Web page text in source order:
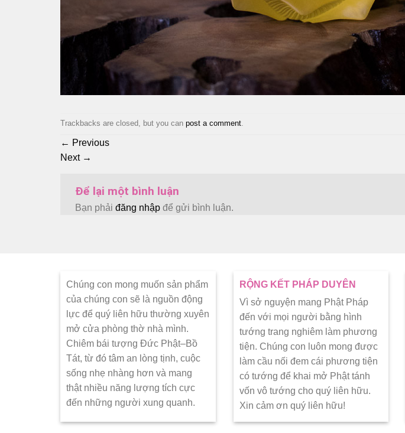
Trackbacks are closed, but you can post a comment.
← Previous
Next →
Để lại một bình luận
Bạn phải đăng nhập để gửi bình luận.
Chúng con mong muốn sản phẩm
của chúng con sẽ là nguồn động
lực để quý liên hữu thường xuyên
mở cửa phòng thờ nhà mình.
Chiêm bái tượng Đức Phật–Bồ
Tát, từ đó tâm an lòng tịnh, cuộc
sống nhẹ nhàng hơn và mang
thật nhiều năng lượng tích cực
đến những người xung quanh.
RỘNG KẾT PHÁP DUYÊN
Vì sở nguyện mang Phật Pháp
đến với mọi người bằng hình
tướng trang nghiêm làm phương
tiện. Chúng con luôn mong được
làm cầu nối đem cái phương tiện
có tướng để khai mở Phật tánh
vốn vô tướng cho quý liên hữu.
Xin cảm ơn quý liên hữu!